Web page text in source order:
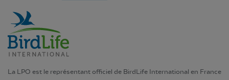
La LPO est le représentant officiel de BirdLife International en France